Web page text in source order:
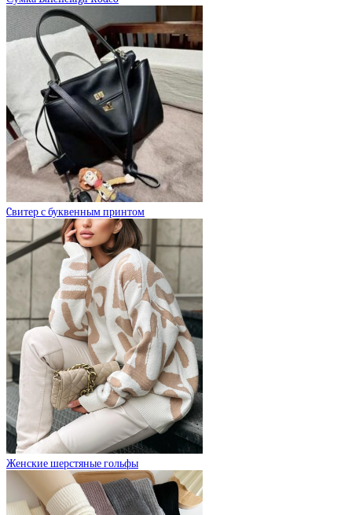
Cвитер с буквенным принтом
Женские шерстяные гольфы